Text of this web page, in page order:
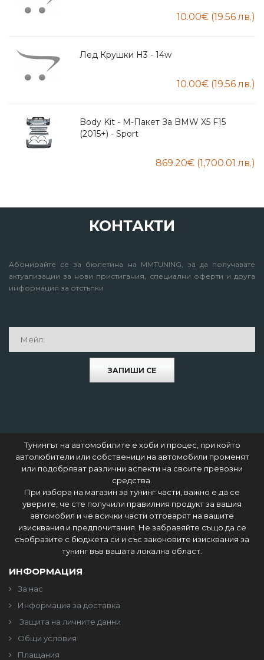
КОНТАКТИ
Абонирайте се за бюлетина на MMTUNING, за да получавате
актуализации за нови пристигания, специални оферти и друга
информация за отстъпки
ЗАПИШИ СЕ
Тунингът на автомобилите е хоби и процес, при който
автолюбители или собственици на автомобили променят
или подобряват различни аспекти на своите превозни
средства.
При избора на магазин за тунинг части, важно е да се
уверите, че сте получили правилния продукт за вашия
автомобил и че всички части отговарят на вашите
изисквания и предпочитания. Не забравяйте също да се
съобразите с бюджета си и със законовите изисквания за
тунинг във вашата локална област.
ИНФОРМАЦИЯ
За нас
Информация за доставка
Защита на личните данни
Общи условия
Плащания